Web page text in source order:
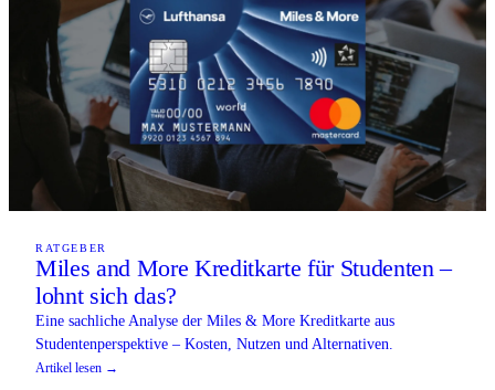
RATGEBER
Miles and More Kreditkarte für Studenten –
lohnt sich das?
Eine sachliche Analyse der Miles & More Kreditkarte aus
Studentenperspektive – Kosten, Nutzen und Alternativen.
Artikel lesen →